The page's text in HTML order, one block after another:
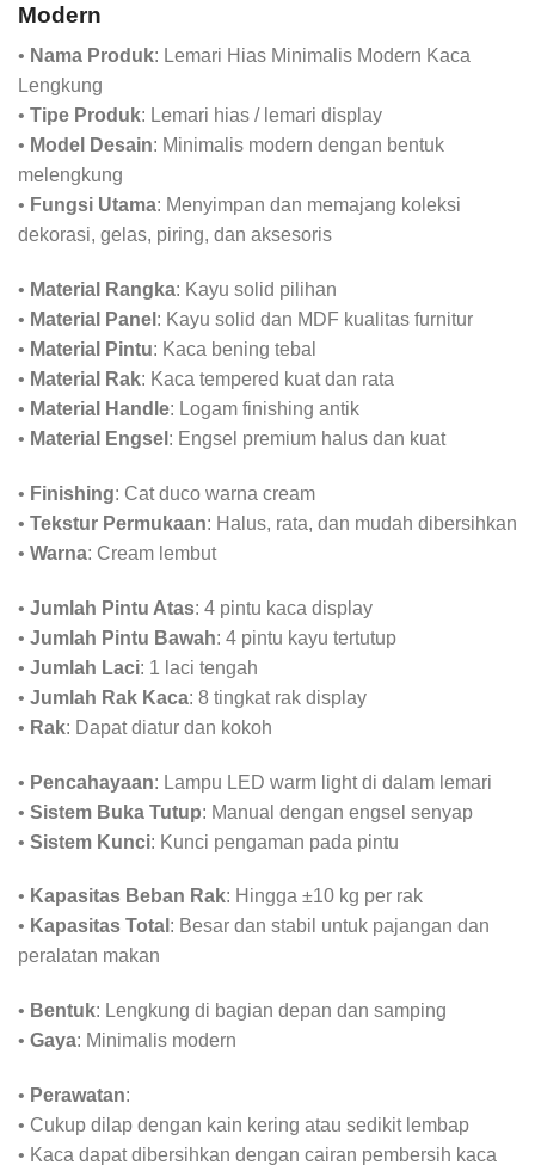
Modern
• Nama Produk: Lemari Hias Minimalis Modern Kaca
Lengkung
• Tipe Produk: Lemari hias / lemari display
• Model Desain: Minimalis modern dengan bentuk
melengkung
• Fungsi Utama: Menyimpan dan memajang koleksi
dekorasi, gelas, piring, dan aksesoris
• Material Rangka: Kayu solid pilihan
• Material Panel : Kayu solid dan MDF kualitas furnitur
• Material Pintu: Kaca bening tebal
• Material Rak: Kaca tempered kuat dan rata
• Material Handle: Logam finishing antik
• Material Engsel : Engsel premium halus dan kuat
• Finishing: Cat duco warna cream
• Tekstur Permukaan: Halus, rata, dan mudah dibersihkan
• Warna: Cream lembut
• Jumlah Pintu Atas: 4 pintu kaca display
• Jumlah Pintu Bawah: 4 pintu kayu tertutup
• Jumlah Laci: 1 laci tengah
• Jumlah Rak Kaca: 8 tingkat rak display
• Rak: Dapat diatur dan kokoh
• Pencahayaan: Lampu LED warm light di dalam lemari
• Sistem Buka Tutup: Manual dengan engsel senyap
• Sistem Kunci: Kunci pengaman pada pintu
• Kapasitas Beban Rak: Hingga ±10 kg per rak
• Kapasitas Total : Besar dan stabil untuk pajangan dan
peralatan makan
• Bentuk: Lengkung di bagian depan dan samping
• Gaya: Minimalis modern
• Perawatan:
• Cukup dilap dengan kain kering atau sedikit lembap
• Kaca dapat dibersihkan dengan cairan pembersih kaca